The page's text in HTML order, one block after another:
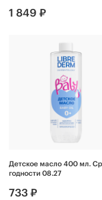
1 849 ₽
Детское масло 400 мл.
годности 08.27
733 ₽